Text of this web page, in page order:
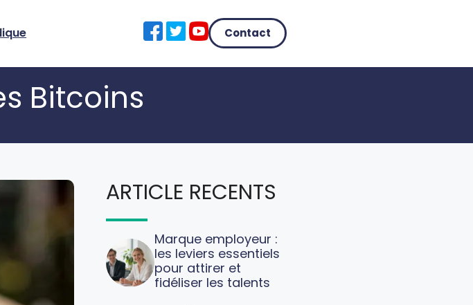
Contact
Bitcoins
ARTICLE RECENTS
Marque employeur :
les leviers essentiels
pour attirer et
fidéliser les talents